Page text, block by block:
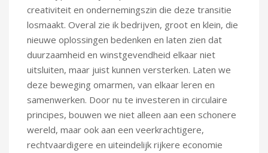
creativiteit en ondernemingszin die deze transitie
losmaakt. Overal zie ik bedrijven, groot en klein, die
nieuwe oplossingen bedenken en laten zien dat
duurzaamheid en winstgevendheid elkaar niet
uitsluiten, maar juist kunnen versterken. Laten we
deze beweging omarmen, van elkaar leren en
samenwerken. Door nu te investeren in circulaire
principes, bouwen we niet alleen aan een schonere
wereld, maar ook aan een veerkrachtigere,
rechtvaardigere en uiteindelijk rijkere economie